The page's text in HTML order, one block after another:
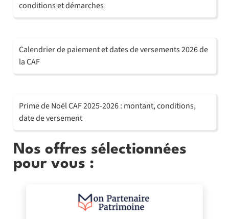
conditions et démarches
Calendrier de paiement et dates de versements 2026 de
la CAF
Prime de Noël CAF 2025-2026 : montant, conditions,
date de versement
Nos offres sélectionnées
pour vous :